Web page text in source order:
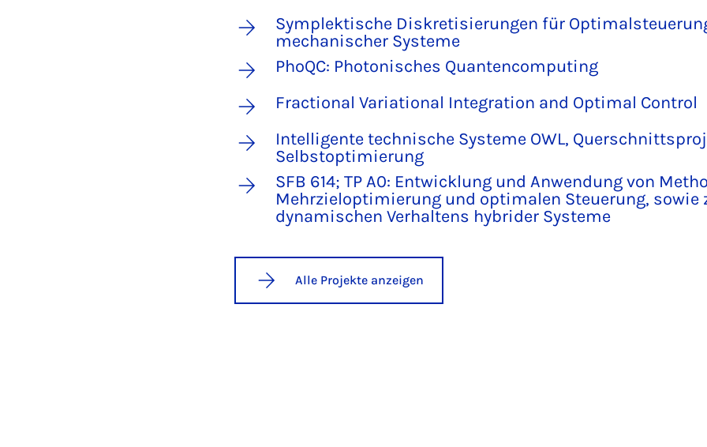
Symplektische Diskretisierungen für
mechanischer Systeme
PhoQC: Photonisches Quantencomputing
Fractional Variational Integration and Optimal Control
Intelligente technische Systeme OWL,
Selbstoptimierung
SFB 614; TP A0: Entwicklung und Anwendung von
Mehrzieloptimierung und optimalen Steuerung, sowie
dynamischen Verhaltens hybrider Systeme
Alle Projekte anzeigen